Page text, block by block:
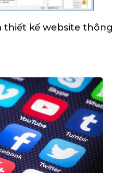
thiết kế website thông